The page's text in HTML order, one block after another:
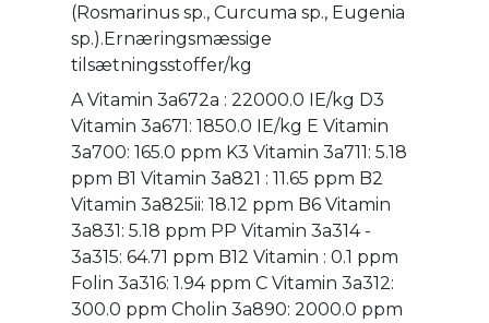
(Rosmarinus sp., Curcuma sp., Eugenia
sp.).Ernæringsmæssige
tilsætningsstoffer/kg
A Vitamin 3a672a : 22000.0 IE/kg D3
Vitamin 3a671: 1850.0 IE/kg E Vitamin
3a700: 165.0 ppm K3 Vitamin 3a711: 5.18
ppm B1 Vitamin 3a821 : 11.65 ppm B2
Vitamin 3a825ii: 18.12 ppm B6 Vitamin
3a831: 5.18 ppm PP Vitamin 3a314 -
3a315: 64.71 ppm B12 Vitamin : 0.1 ppm
Folin 3a316: 1.94 ppm C Vitamin 3a312:
300.0 ppm Cholin 3a890: 2000.0 ppm